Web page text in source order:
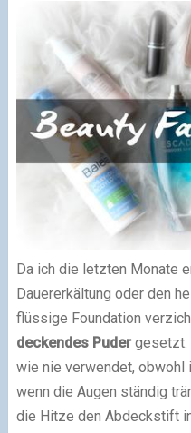
Da ich die letzten Monate
Dauererkältung oder den
flüssige Foundation
deckendes Pudergesetzt.
wie nie verwendet, obwohl
wenn die Augen ständig
die Hitze den Abdeckstift